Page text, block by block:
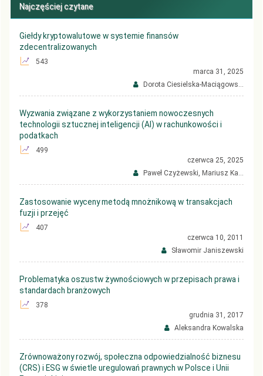
Najczęściej czytane
Giełdy kryptowalutowe w systemie finansów
zdecentralizowanych
543
marca 31, 2025
Dorota Ciesielska-Maciągows...
Wyzwania związane z wykorzystaniem nowoczesnych
technologii sztucznej inteligencji (AI) w rachunkowości i
podatkach
499
czerwca 25, 2025
Paweł Czyżewski, Mariusz Ka...
Zastosowanie wyceny metodą mnożnikową w transakcjach
fuzji i przejęć
407
czerwca 10, 2011
Sławomir Janiszewski
Problematyka oszustw żywnościowych w przepisach prawa i
standardach branżowych
378
grudnia 31, 2017
Aleksandra Kowalska
Zrównoważony rozwój, społeczna odpowiedzialność biznesu
(CRS) i ESG w świetle uregulowań prawnych w Polsce i Unii